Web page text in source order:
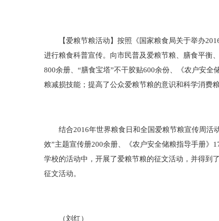
【爱粮节粮活动】按照《国家粮食局关于举办
进行粮食科普宣传。向市民普及爱粮节粮、膳食平衡
800余册、“膳食宝塔”不干胶贴600余份、《农户安
粮减损技能；提高了公众爱粮节粮的意识和科学消费
结合2016年世界粮食日和全国爱粮节粮宣传周活动
效”主题宣传册200余册、《农户安全储粮指导手册》
学校的活动中，开展了爱粮节粮的征文活动，并得到
征文活动。
（刘红）